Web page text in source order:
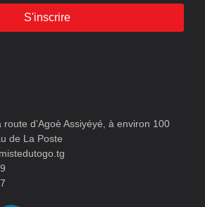
S'inscrire
d’Agoè Assiyéyé, à environ 100
de La Poste